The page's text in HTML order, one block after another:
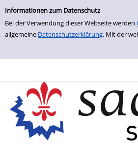
Einfache Suche
Informationen zum Datenschutz
Bei der Verwendung dieser Webseite werden
allgemeine Datenschutzerklärung. Mit der
Zur Detailanzeige springen